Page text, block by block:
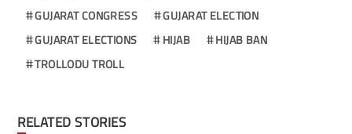
GUJARAT CONGRESS
GUJARAT ELECTION
GUJARAT ELECTIONS
HIJAB
HIJAB BAN
TROLLODU TROLL
RELATED STORIES